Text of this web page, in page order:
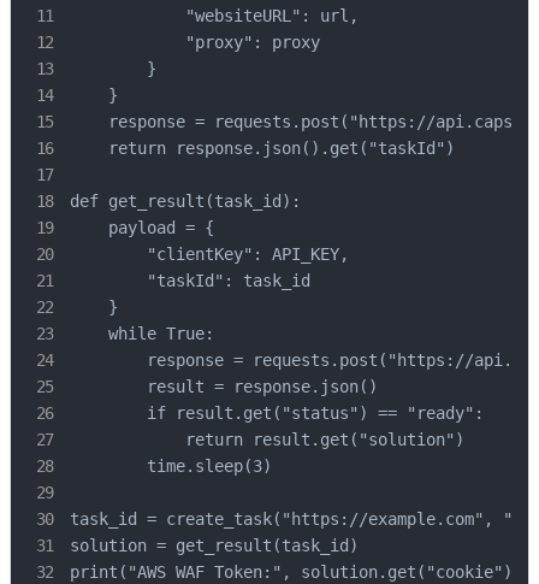
            "websiteURL": url,
            "proxy": proxy
        }
    }
response = requests.post("https://
    return response.json().get("taskId")
def get_result(task_id):
    payload = {
        "clientKey": API_KEY,
        "taskId": task_id
    }
    while True:
response = requests.post("https://
        result = response.json()
        if result.get("status") == "ready":
            return result.get("solution")
        time.sleep(3)
task_id = create_task("https://example.com",
solution = get_result(task_id)
print("AWS WAF Token:", solution.get("cookie"))